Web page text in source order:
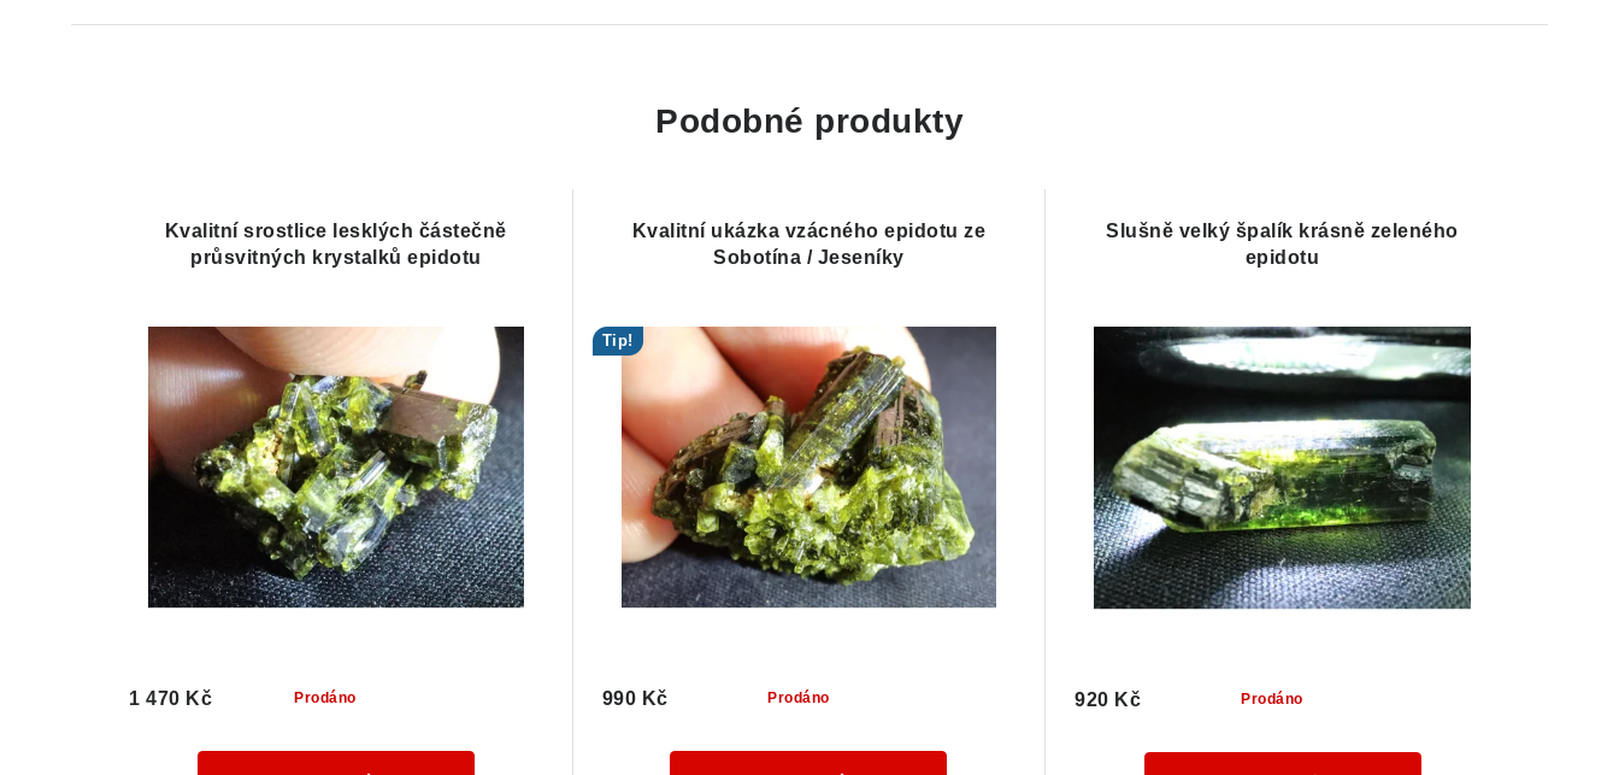
Podobné produkty
Kvalitní srostlice lesklých částečně
průsvitných krystalků epidotu
Prodáno
1 470 Kč
Kvalitní ukázka vzácného epidotu ze
Sobotína / Jeseníky
Tip!
Prodáno
990 Kč
Slušně velký špalík krásně zeleného
epidotu
Prodáno
920 Kč